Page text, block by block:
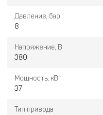
Давление, бар
8
Напряжение, В
380
Мощность, кВт
37
Тип привода